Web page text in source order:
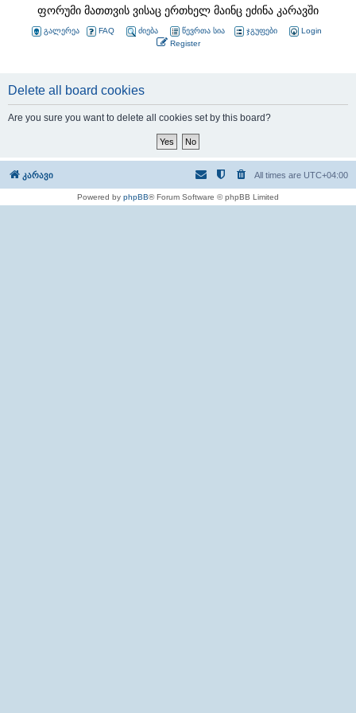
ფორუმი მათთვის ვისაც ერთხელ მაინც ეძინა კარავში
გალერეა FAQ ძიება წევრთა სია ჯგუფები
Login
Register
Delete all board cookies
Are you sure you want to delete all cookies set by this board?
კარავი All times are UTC+04:00
Powered by phpBB® Forum Software © phpBB Limited